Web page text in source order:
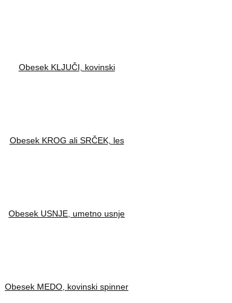
Obesek KLJUČI, kovinski
Obesek KROG ali SRČEK, les
Obesek USNJE, umetno usnje
Obesek MEDO, kovinski spinner